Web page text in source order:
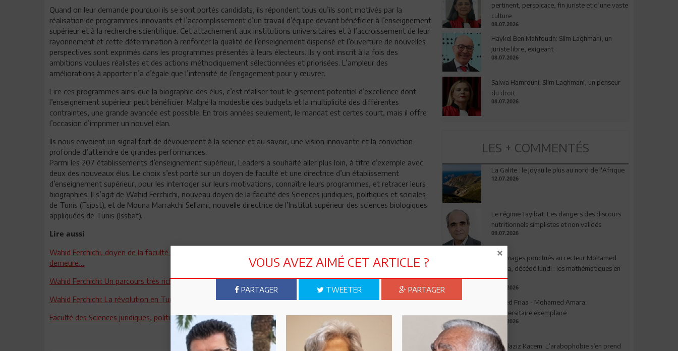
Quand on leur demande pourquoi ils se sont portés candidats, ils répondent tous qu’ils sont motivés par la
réalisation de programmes innovants et l’accomplissement d’un travail d’équipe devant bénéficier à l’enseignement
supérieur et à la recherche scientifique. Cet attachement aux institutions universitaires et à l’accroissement de leur
rayonnement et cette détermination à renforcer la qualité de l’enseignement dispensé et l’ouverture de nouvelles
perspectives sont exprimés dans les programmes présentés à leurs électeurs. Ils y ont inscrit à la fois des
ambitions voulues réalistes et des actions méthodiquement sélectionnées et priorisées. L’ampleur des
améliorations à apporter n’a d’égale que l’intensité de l’engagement pour y œuvrer.
Lire ces programmes ainsi que la biographie des élus, c’est réaliser tout le gisement potentiel d’excellence dont
l’enseignement supérieur peut bénéficier. Malgré la modestie des budgets et la multiplicité des différentes
contraintes, une grande avancée est possible. En trois années seulement, le mandat est certes court, mais il offre
l’occasion d’imprimer un nouvel élan.
Ils nous envoient un signal fort de dévouement à la science et au savoir, une vision innovante et la conviction
profonde d’atteindre de grandes performances.
Parmi les 207 établissements d’enseignement supérieur, Leaders a souhaité aller plus loin, à titre d’exemple avec
deux des nouveaux élus. Le choix s’est porté sur un doyen de faculté et une directrice d’un établissement
d’enseignement supérieur, pour les interroger sur leurs motivations, connaître leurs programmes, et retracer leurs
biographies. Il s’agit de Wahid Ferchichi, nouveau doyen de la faculté des Sciences juridiques, politiques et sociales
de Tunis (Fsjpst), et de Mouna Marrakchi Sellami, nouvelle directrice de l’Institut supérieur des sciences biologiques
appliquées de Tunis (Issbat).
Lire aussi
Wahid Ferchichi, doyen de la faculté des Sciences juridiques, politiques et sociales de Tunis: Pour que cette Ecole
demeure…
Wahid Ferchichi: Un parcours très riche
Wahid Ferchichi: La révolution en Tunisie, l’épanouissement dans l’épuisement !
Faculté des Sciences juridiques, politiques et sociales de Tunis: Axes du programme pour le décanat 2024-2027
pertinent, perspicace, fin juriste et d’une vaste
culture
08.07.2026
Haykel Ben Mahfoudh: Slim Laghmani, un
juriste libre, exigeant
08.07.2026
Salwa Hamrouni: Slim Laghmani, un penseur
du droit
08.07.2026
LES + COMMENTÉS
La Galite : le joyau le plus au nord de l'Afrique
12.07.2026
Le régime Tayibat: Les dangers des discours
nutritionnels simplistes et non validés
09.07.2026
Hommages ponctués au recteur Mohamed
Amara, décédé lundi : les mathématiques en
deuil
03.08.2026
Ahmed Friaa - Mohamed Amara:
l’Universitaire exemplaire
04.08.2026
Abdelaziz Kacem: L’arabophobie s’en prend
VOUS AVEZ AIMÉ CET ARTICLE ?
PARTAGER TWEETER PARTAGER